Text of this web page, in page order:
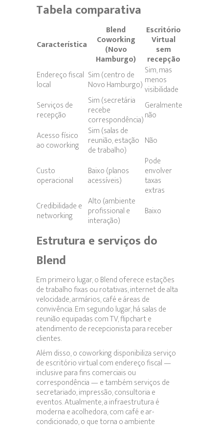
Tabela comparativa
Característica
Blend
Coworking
(Novo
Hamburgo)
Escritório
Virtual
sem
recepção
Endereço fiscal
local
Sim (centro de
Novo Hamburgo)
Sim, mas
menos
visibilidade
Serviços de
recepção
Sim (secretária
recebe
correspondência)
Geralmente
não
Acesso físico
ao coworking
Sim (salas de
reunião, estação
de trabalho)
Não
Custo
operacional
Baixo (planos
acessíveis)
Pode
envolver
taxas
extras
Credibilidade e
networking
Alto (ambiente
profissional e
interação)
Baixo
Estrutura e serviços do
Blend
Em primeiro lugar, o Blend oferece estações
de trabalho fixas ou rotativas, internet de alta
velocidade, armários, café e áreas de
convivência. Em segundo lugar, há salas de
reunião equipadas com TV, flipchart e
atendimento de recepcionista para receber
clientes.
Além disso, o coworking disponibiliza serviço
de escritório virtual com endereço fiscal —
inclusive para fins comerciais ou
correspondência — e também serviços de
secretariado, impressão, consultoria e
eventos. Atualmente, a infraestrutura é
moderna e acolhedora, com café e ar-
condicionado, o que torna o ambiente